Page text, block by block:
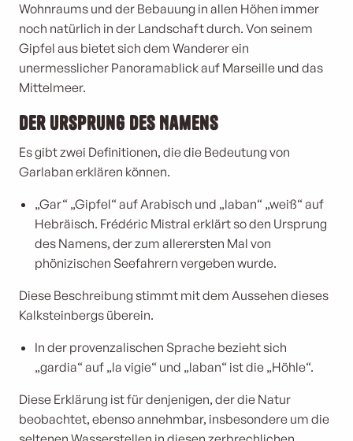
Wohnraums und der Bebauung in allen Höhen immer
noch natürlich in der Landschaft durch. Von seinem
Gipfel aus bietet sich dem Wanderer ein
unermesslicher Panoramablick auf Marseille und das
Mittelmeer.
Der Ursprung des Namens
Es gibt zwei Definitionen, die die Bedeutung von
Garlaban erklären können.
„Gar“ „Gipfel“ auf Arabisch und „laban“ „weiß“ auf
Hebräisch. Frédéric Mistral erklärt so den Ursprung
des Namens, der zum allerersten Mal von
phönizischen Seefahrern vergeben wurde.
Diese Beschreibung stimmt mit dem Aussehen dieses
Kalksteinbergs überein.
In der provenzalischen Sprache bezieht sich
„gardia“ auf „la vigie“ und „laban“ ist die „Höhle“.
Diese Erklärung ist für denjenigen, der die Natur
beobachtet, ebenso annehmbar, insbesondere um die